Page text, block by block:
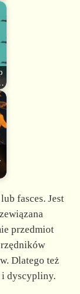
lub fasces. Jest
przedmiot
Dlatego też
i dyscypliny.